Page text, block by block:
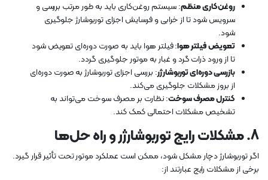
روغن‌کاری منظم: سیستم روغن‌کاری باید به طور مرتب بررسی و
سرویس شود تا از خرابی و فرسایش اجزای توربوشارژ جلوگیری
شود.
تعویض فیلتر هوا: فیلتر هوا باید به صورت دوره‌ای تعویض شود
تا از ورود ذرات گرد و غبار به موتور جلوگیری گردد.
بازرسی دوره‌ای توربوشارژر: بررسی اجزای توربوشارژ به صورت دوره‌ای
از بروز مشکلات جلوگیری می‌کند.
کنترل مصرف سوخت: نظارت بر مصرف سوخت می‌تواند به
تشخیص مشکلات احتمالی کمک کند.
8. مشکلات رایج توربوشارژر و راه حل‌ها
اگر توربوشارژ دچار مشکل شود، ممکن است عملکرد موتور تحت تأثیر قرار گیرد.
برخی از مشکلات رایج عبارتند از: